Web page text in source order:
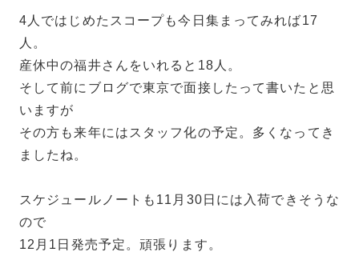
4人ではじめたスコープも今日集まってみれば17
人。
産休中の福井さんをいれると18人。
そして前にブログで東京で面接したって書いたと思
いますが
その方も来年にはスタッフ化の予定。多くなってき
ましたね。
スケジュールノートも11月30日には入荷できそうな
ので
12月1日発売予定。頑張ります。